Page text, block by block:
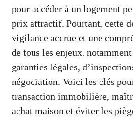
pour accéder à un logement
prix attractif. Pourtant, cette
vigilance accrue et une
de tous les enjeux,
garanties légales,
négociation. Voici les clés
transaction immobilière,
achat maison et éviter les